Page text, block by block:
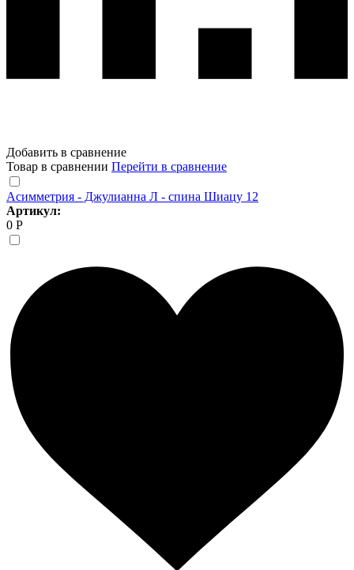
Добавить в сравнение
Товар в сравнении Перейти в сравнение
Асимметрия - Джулианна Л - спина Шиацу 12
Артикул:
0 Р